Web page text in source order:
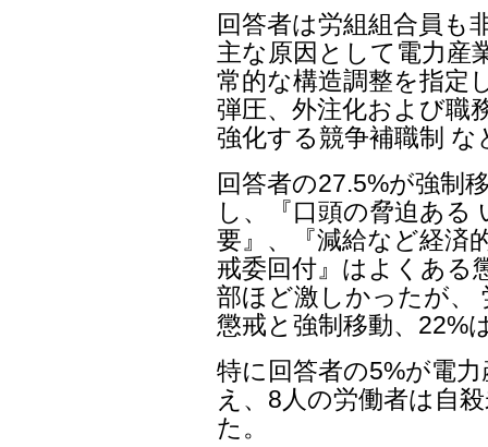
回答者は労組組合員も
主な原因として電力産
常的な構造調整を指定
弾圧、外注化および職
強化する競争補職制
回答者の27.5%が強制
し、『口頭の脅迫ある
要』、『減給など経済
戒委回付』はよくある
部ほど激しかったが、
懲戒と強制移動、22%
特に回答者の5%が電
え、8人の労働者は自
た。